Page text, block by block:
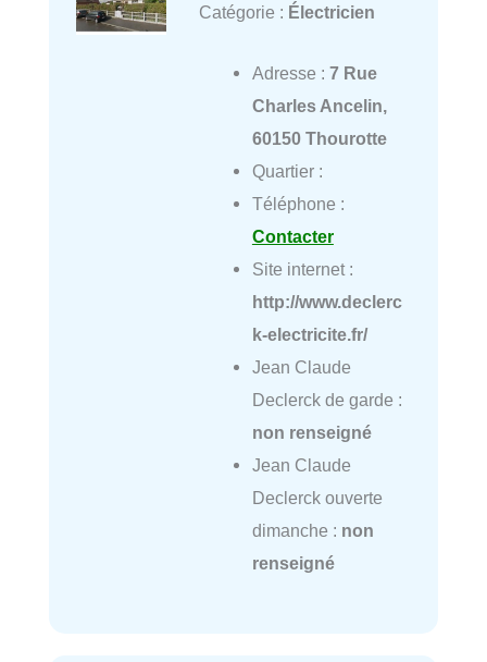
Catégorie : Électricien
Adresse : 7 Rue
Charles Ancelin,
60150 Thourotte
Quartier :
Téléphone :
Contacter
Site internet :
http://www.declerc
k-electricite.fr/
Jean Claude
Declerck de garde :
non renseigné
Jean Claude
Declerck ouverte
dimanche : non
renseigné